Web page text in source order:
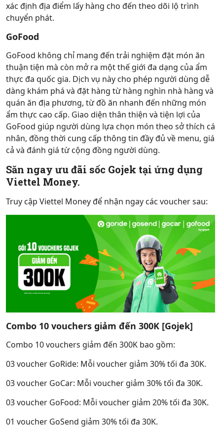
xác định địa điểm lấy hàng cho đến theo dõi lộ trình
chuyển phát.
GoFood
GoFood không chỉ mang đến trải nghiệm đặt món ăn
thuận tiện mà còn mở ra một thế giới đa dạng của ẩm
thực đa quốc gia. Dịch vụ này cho phép người dùng dễ
dàng khám phá và đặt hàng từ hàng nghìn nhà hàng và
quán ăn địa phương, từ đồ ăn nhanh đến những món
ẩm thực cao cấp. Giao diện thân thiện và tiện lợi của
GoFood giúp người dùng lựa chọn món theo sở thích cá
nhân, đồng thời cung cấp thông tin đầy đủ về menu, giá
cả và đánh giá từ cộng đồng người dùng.
Săn ngay ưu đãi sốc Gojek tại ứng dụng
Viettel Money.
Truy cập Viettel Money để nhận ngay các voucher sau:
Combo 10 vouchers giảm đến 300K [Gojek]
Combo 10 vouchers giảm đến 300K bao gồm:
03 voucher GoRide: Mỗi voucher giảm 30% tối đa 30K.
03 voucher GoCar: Mỗi voucher giảm 30% tối đa 30K.
03 voucher GoFood: Mỗi voucher giảm 20% tối đa 30K.
01 voucher GoSend giảm 30% tối đa 30K.